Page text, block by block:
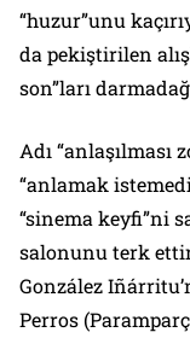
“huzur”unu
da pekiştirilen
son”ları
Adı “anlaşılması
“anlamak
“sinema keyfi”ni
salonunu terk
González
Perros